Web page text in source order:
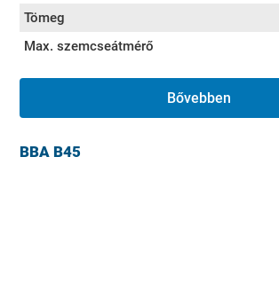
Tömeg
Max. szemcseátmérő
Bővebben
BBA B45